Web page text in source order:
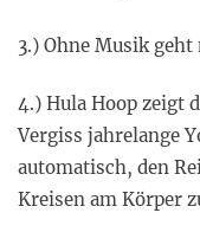
3.) Ohne Musik geht
4.) Hula Hoop zeigt
Vergiss jahrelange
automatisch, den
Kreisen am Körper